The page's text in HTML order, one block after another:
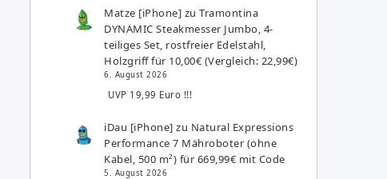
Matze [iPhone] zuTramontina
DYNAMIC Steakmesser Jumbo, 4-
teiliges Set, rostfreier Edelstahl,
Holzgriff für 10,00€ (Vergleich: 22,99€)
6. August 2026
UVP 19,99 Euro !!!
iDau [iPhone] zu Natural Expressions
Performance 7 Mähroboter (ohne
Kabel, 500 m²) für 669,99€ mit Code
5. August 2026